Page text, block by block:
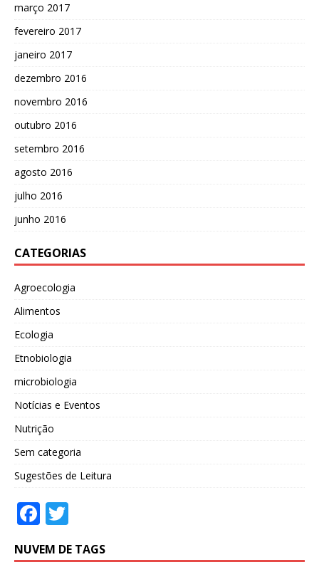
março 2017
fevereiro 2017
janeiro 2017
dezembro 2016
novembro 2016
outubro 2016
setembro 2016
agosto 2016
julho 2016
junho 2016
CATEGORIAS
Agroecologia
Alimentos
Ecologia
Etnobiologia
microbiologia
Notícias e Eventos
Nutrição
Sem categoria
Sugestões de Leitura
F
e itt
NUVEM DE TAGS